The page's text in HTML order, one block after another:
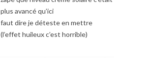
plus avancé qu’ici
faut dire je déteste en mettre
(l’effet huileux c’est horrible)